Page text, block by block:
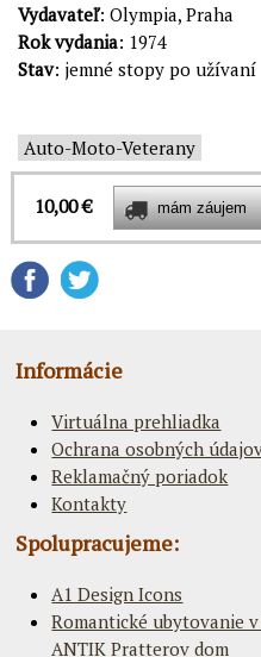
Vydavateľ: Olympia, Praha
Rok vydania: 1974
Stav: jemné stopy po užívaní
Auto-Moto-Veterany
10,00 €
Informácie
Virtuálna prehliadka
Ochrana osobných
Reklamačný poriadok
Kontakty
Spolupracujeme:
A1 Design Icons
Romantické ubytovanie
ANTIK Pratterov dom